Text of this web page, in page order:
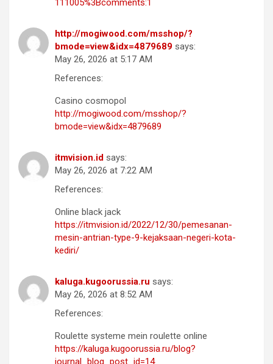
111005%3Bcomments:1
http://mogiwood.com/msshop/?
bmode=view&idx=4879689 says:
May 26, 2026 at 5:17 AM
References:
Casino cosmopol
http://mogiwood.com/msshop/?
bmode=view&idx=4879689
itmvision.id says:
May 26, 2026 at 7:22 AM
References:
Online black jack
https://itmvision.id/2022/12/30/pemesanan-
mesin-antrian-type-9-kejaksaan-negeri-kota-
kediri/
kaluga.kugoorussia.ru says:
May 26, 2026 at 8:52 AM
References:
Roulette systeme mein roulette online
https://kaluga.kugoorussia.ru/blog?
journal_blog_post_id=14